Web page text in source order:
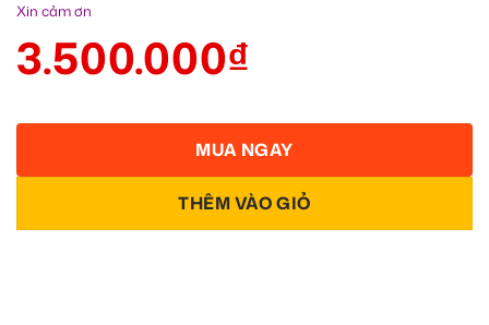
Xin cảm ơn
3.500.000₫
THÊM VÀO GIỎ
MUA NGAY